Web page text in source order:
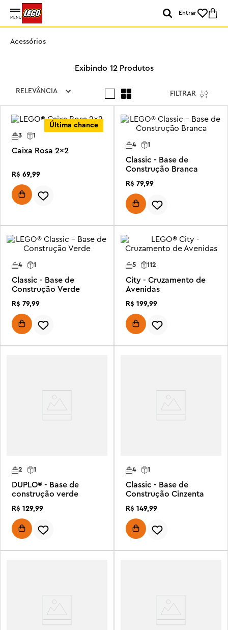
MENU
Entrar
Acessórios
12 Produtos
RELEVÂNCIA FILTRAR
Última chance
1
3
Caixa Rosa 2x2
R$ 69,99
4 1
Classic - Base de
Construção Branca
R$ 79,99
1
4
Classic - Base de
Construção Verde
R$ 79,99
112
5
City - Cruzamento de
Avenidas
R$ 199,99
1
2
DUPLO® - Base de
construção verde
R$ 129,99
4 1
Classic - Base de
Construção Cinzenta
R$ 149,99